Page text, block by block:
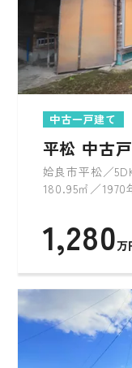
中古一戸建て
平松 中古
姶良市平松／
180.95㎡／1970
1,280万